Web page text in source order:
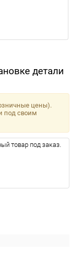
детали
цены).
под своим
товар под заказ.